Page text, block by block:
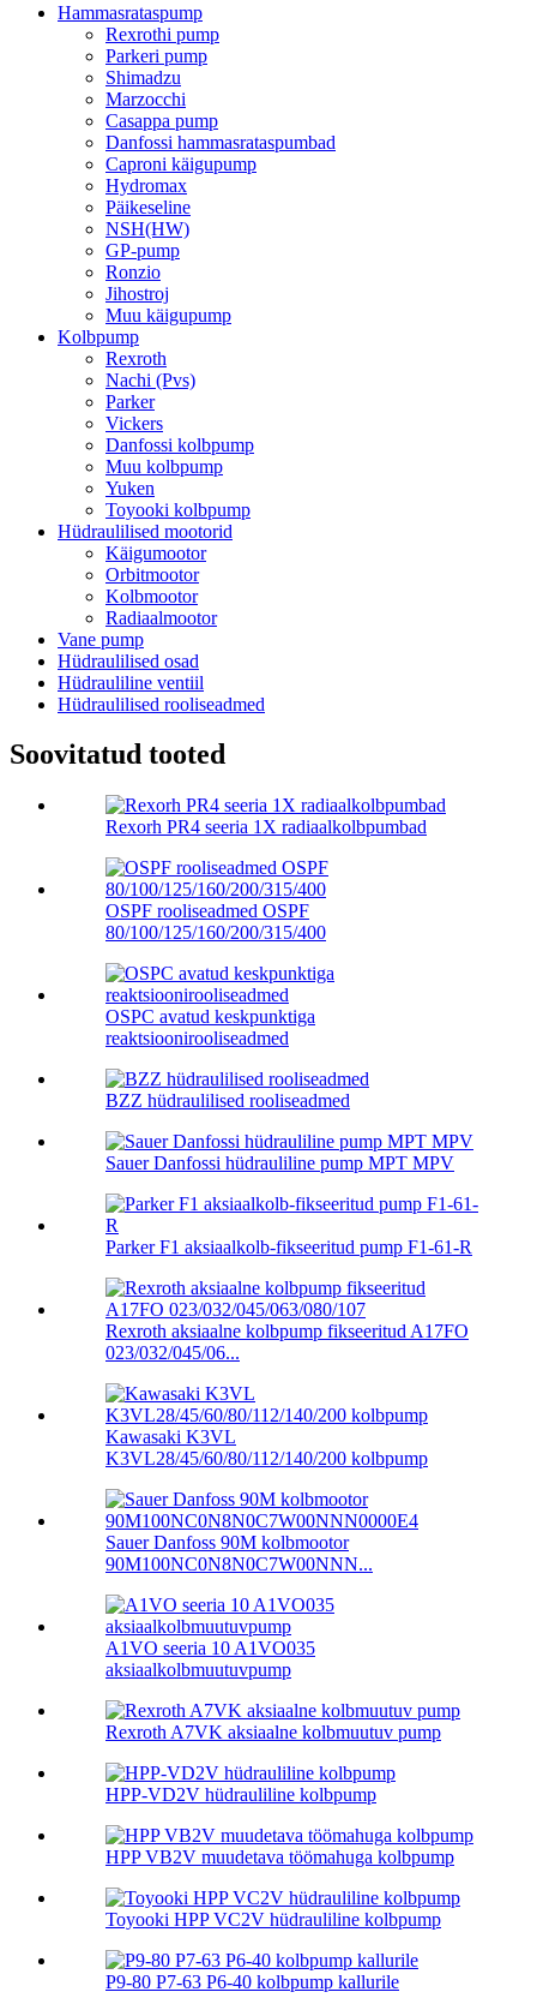
Hammasrataspump
Rexrothi pump
Parkeri pump
Shimadzu
Marzocchi
Casappa pump
Danfossi hammasrataspumbad
Caproni käigupump
Hydromax
Päikeseline
NSH(HW)
GP-pump
Ronzio
Jihostroj
Muu käigupump
Kolbpump
Rexroth
Nachi (Pvs)
Parker
Vickers
Danfossi kolbpump
Muu kolbpump
Yuken
Toyooki kolbpump
Hüdraulilised mootorid
Käigumootor
Orbitmootor
Kolbmootor
Radiaalmootor
Vane pump
Hüdraulilised osad
Hüdrauliline ventiil
Hüdraulilised rooliseadmed
Soovitatud tooted
Rexorh PR4 seeria 1X radiaalkolbpumbad
OSPF rooliseadmed OSPF
80/100/125/160/200/315/400
OSPC avatud keskpunktiga
reaktsioonirooliseadmed
BZZ hüdraulilised rooliseadmed
Sauer Danfossi hüdrauliline pump MPT MPV
Parker F1 aksiaalkolb-fikseeritud pump F1-61-R
Rexroth aksiaalne kolbpump fikseeritud A17FO
023/032/045/06...
Kawasaki K3VL
K3VL28/45/60/80/112/140/200 kolbpump
Sauer Danfoss 90M kolbmootor
90M100NC0N8N0C7W00NNN...
A1VO seeria 10 A1VO035
aksiaalkolbmuutuvpump
Rexroth A7VK aksiaalne kolbmuutuv pump
HPP-VD2V hüdrauliline kolbpump
HPP VB2V muudetava töömahuga kolbpump
Toyooki HPP VC2V hüdrauliline kolbpump
P9-80 P7-63 P6-40 kolbpump kallurile